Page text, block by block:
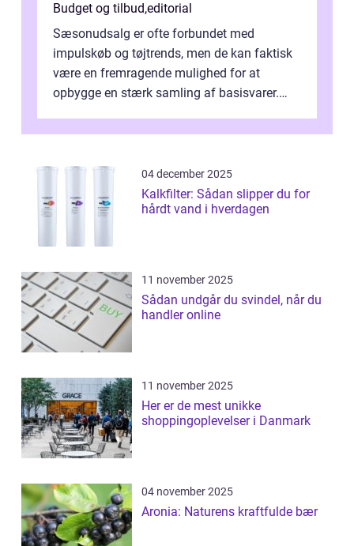
Budget og tilbud,editorial
Sæsonudsalg er ofte forbundet med
impulskøb og tøjtrends, men de kan faktisk
være en fremragende mulighed for at
opbygge en stærk samling af basisvarer.
04 december 2025
Kalkfilter: Sådan slipper du for
hårdt vand i hverdagen
11 november 2025
Sådan undgår du svindel, når du
handler online
11 november 2025
Her er de mest unikke
shoppingoplevelser i Danmark
04 november 2025
Aronia: Naturens kraftfulde bær